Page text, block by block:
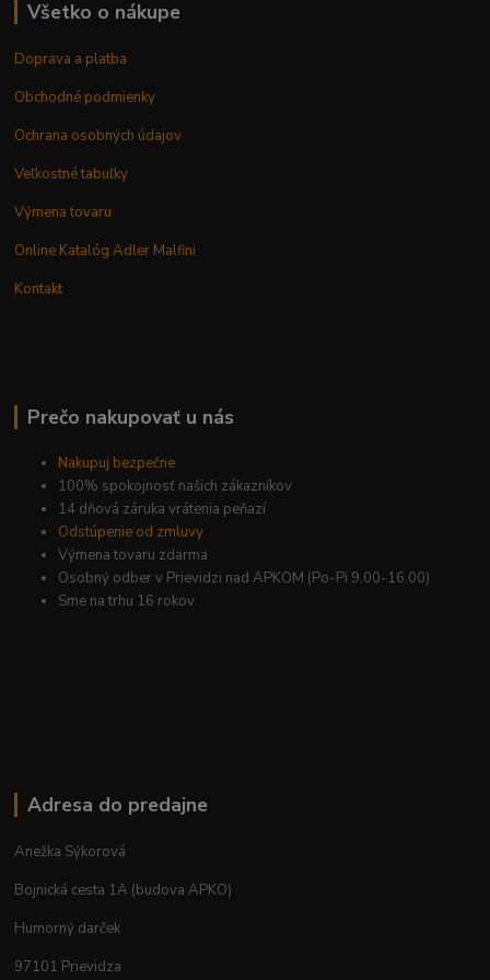
Všetko o nákupe
Doprava a platba
Obchodné podmienky
Ochrana osobných údajov
Veľkostné tabuľky
Výmena tovaru
Online Katalóg Adler Malfini
Kontakt
Prečo nakupovať u nás
Nakupuj bezpečne
100% spokojnosť našich zákazníkov
14 dňová záruka vrátenia peňazí
Odstúpenie od zmluvy
Výmena tovaru zdarma
Osobný odber v Prievidzi nad APKOM (Po-Pi 9.00-16.00)
Sme na trhu 16 rokov
Adresa do predajne
Anežka Sýkorová
Bojnická cesta 1A (budova APKO)
Humorný darček
97101 Prievidza